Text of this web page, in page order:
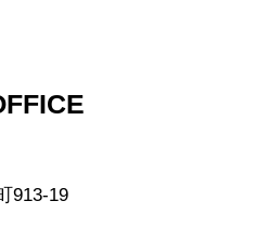
913-19